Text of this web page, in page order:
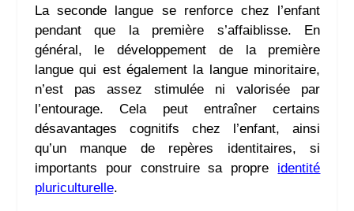
La seconde langue se renforce chez l’enfant
pendant que la première s’affaiblisse. En
général, le développement de la première
langue qui est également la langue minoritaire,
n’est pas assez stimulée ni valorisée par
l’entourage. Cela peut entraîner certains
désavantages cognitifs chez l’enfant, ainsi
qu’un manque de repères identitaires, si
importants pour construire sa propre identité
pluriculturelle.